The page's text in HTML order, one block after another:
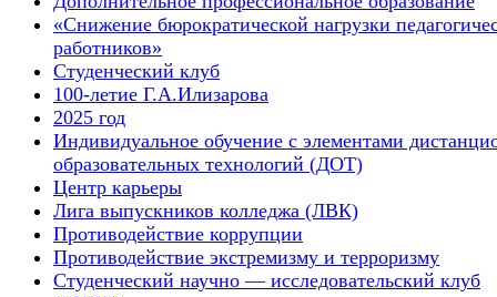
«Снижение бюрократической нагрузки
работников»
Студенческий клуб
100-летие Г.А.Илизарова
2025 год
Индивидуальное обучение с элементами
образовательных технологий (ДОТ)
Центр карьеры
Лига выпускников колледжа (ЛВК)
Противодействие коррупции
Противодействие экстремизму и терроризму
Студенческий научно — исследовательский клуб